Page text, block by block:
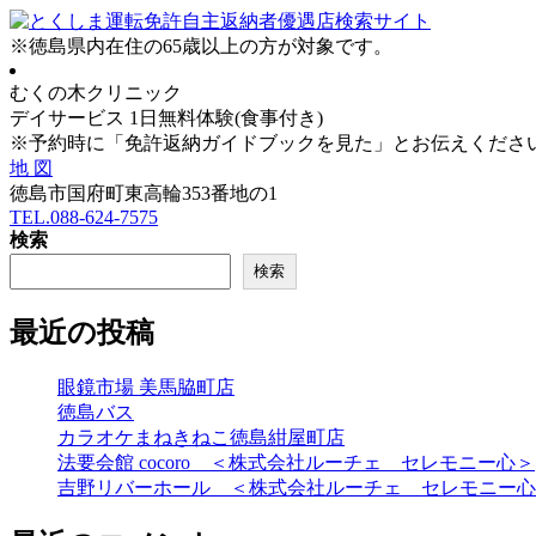
※徳島県内在住の65歳以上の方が対象です。
むくの木クリニック
デイサービス 1日無料体験(食事付き)
※予約時に「免許返納ガイドブックを見た」とお伝えくださ
地 図
徳島市国府町東高輪353番地の1
TEL.088-624-7575
検索
検索
最近の投稿
眼鏡市場 美馬脇町店
徳島バス
カラオケまねきねこ徳島紺屋町店
法要会館 cocoro ＜株式会社ルーチェ セレモニー心＞
吉野リバーホール ＜株式会社ルーチェ セレモニー